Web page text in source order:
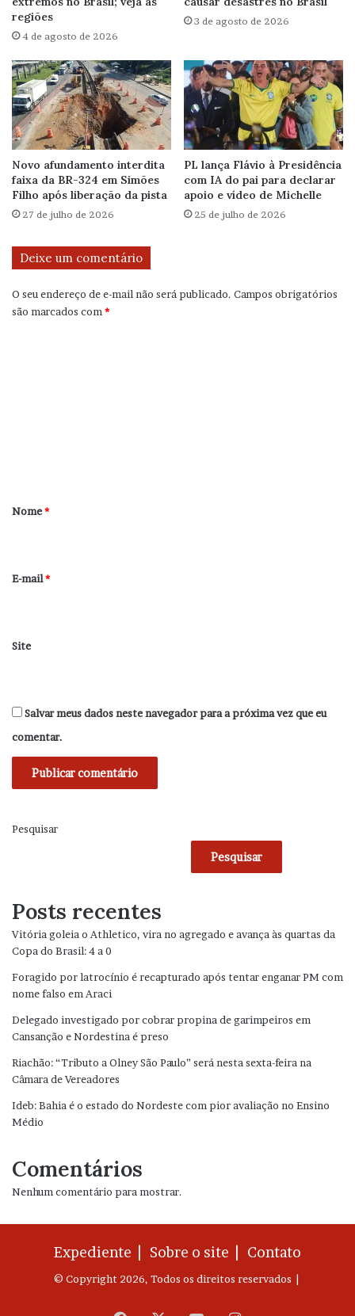
regiões
4 de agosto de 2026
3 de agosto de 2026
Novo afundamento interdita
faixa da BR-324 em Simões
Filho após liberação da pista
27 de julho de 2026
PL lança Flávio à Presidência
com IA do pai para declarar
apoio e vídeo de Michelle
25 de julho de 2026
Deixe um comentário
O seu endereço de e-mail não será publicado. Campos obrigatórios
são marcados com*
r
*
Nome*
E-mail*
Site
Salvar meus dados neste navegador para a próxima vez que eu
comentar.
Pesquisar
Pesquisar
Posts recentes
Vitória goleia o Athletico, vira no agregado e avança às quartas da
Copa do Brasil: 4 a 0
Foragido por latrocínio é recapturado após tentar enganar PM com
nome falso em Araci
Delegado investigado por cobrar propina de garimpeiros em
Cansanção e Nordestina é preso
Riachão: “Tributo a Olney São Paulo” será nesta sexta-feira na
Câmara de Vereadores
Ideb: Bahia é o estado do Nordeste com pior avaliação no Ensino
Médio
Comentários
Nenhum comentário para mostrar.
Expediente | Sobre o site | Contato
© Copyright 2026, Todos os direitos reservados |